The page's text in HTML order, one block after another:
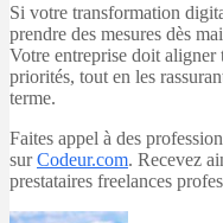
Si votre transformation
prendre des mesures dès
Votre entreprise doit aligner
priorités, tout en les
terme.
Faites appel à des
surCodeur.com. Recevez
prestataires freelances